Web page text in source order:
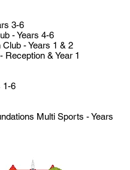
3-6
- Years 4-6
- Years 1 & 2
Reception & Year 1
1-6
Multi Sports - Years